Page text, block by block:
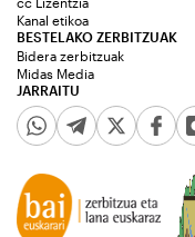
JARRAITU
Kanal etikoa
BESTELAKO ZERBITZUAK
Bidera zerbitzuak
Midas Media